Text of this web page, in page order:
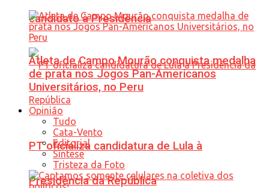
candidato à Presidência
PT oficializa candidatura de Lula à
Presidência da República
Atleta de Campo Mourão conquista medalha
de prata nos Jogos Pan-Americanos
Universitários, no Peru
Opinião
Tudo
Cata-Vento
Editorial
Síntese
Tristeza da Foto